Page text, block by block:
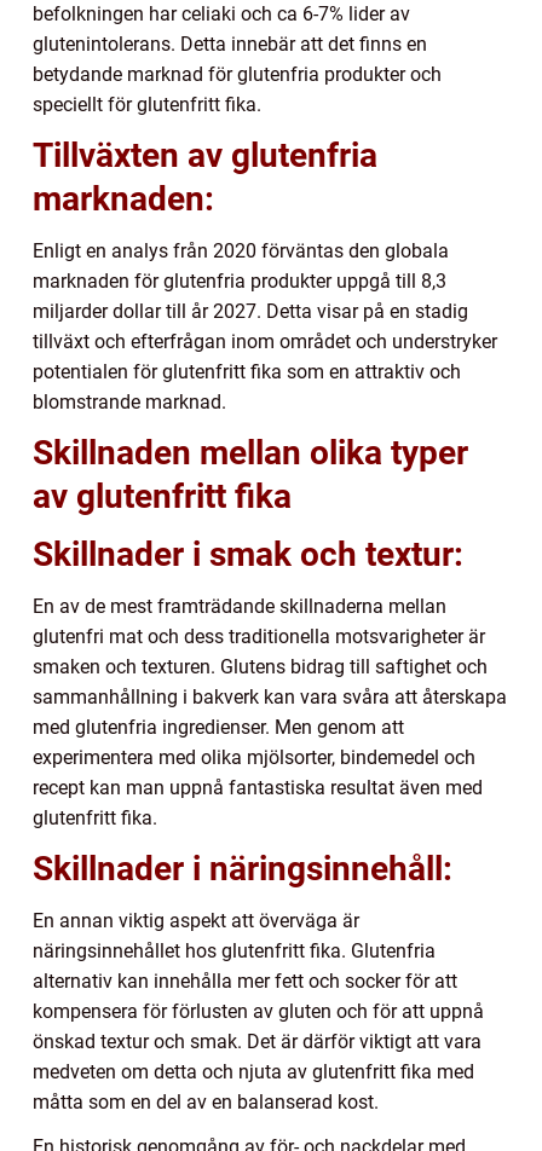
befolkningen har celiaki och ca 6-7% lider av
glutenintolerans. Detta innebär att det finns en
betydande marknad för glutenfria produkter och
speciellt för glutenfritt fika.
Tillväxten av glutenfria
marknaden:
Enligt en analys från 2020 förväntas den globala
marknaden för glutenfria produkter uppgå till 8,3
miljarder dollar till år 2027. Detta visar på en stadig
tillväxt och efterfrågan inom området och understryker
potentialen för glutenfritt fika som en attraktiv och
blomstrande marknad.
Skillnaden mellan olika typer
av glutenfritt fika
Skillnader i smak och textur:
En av de mest framträdande skillnaderna mellan
glutenfri mat och dess traditionella motsvarigheter är
smaken och texturen. Glutens bidrag till saftighet och
sammanhållning i bakverk kan vara svåra att återskapa
med glutenfria ingredienser. Men genom att
experimentera med olika mjölsorter, bindemedel och
recept kan man uppnå fantastiska resultat även med
glutenfritt fika.
Skillnader i näringsinnehåll:
En annan viktig aspekt att överväga är
näringsinnehållet hos glutenfritt fika. Glutenfria
alternativ kan innehålla mer fett och socker för att
kompensera för förlusten av gluten och för att uppnå
önskad textur och smak. Det är därför viktigt att vara
medveten om detta och njuta av glutenfritt fika med
måtta som en del av en balanserad kost.